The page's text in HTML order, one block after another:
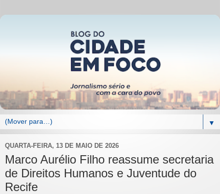
▼
QUARTA-FEIRA, 13 DE MAIO DE 2026
Marco Aurélio Filho reassume secretaria
de Direitos Humanos e Juventude do
Recife